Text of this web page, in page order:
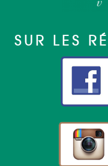
SUR LES